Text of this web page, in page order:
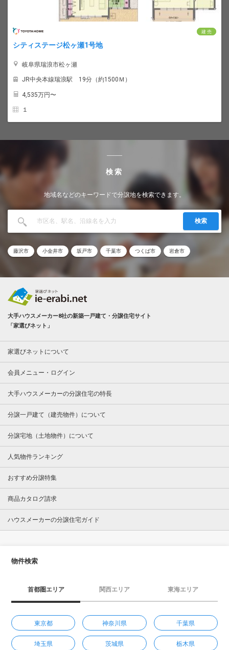
建 売
シティステージ松ヶ瀬1号地
岐阜県瑞浪市松ヶ瀬
JR中央本線瑞浪駅 19分（約1500Ｍ）
4,535万円〜
１
検索
地域名などのキーワードで分譲地を検索できます。
検索
藤沢市 小金井市 坂戸市 千葉市 つくば市 岩倉市
大手ハウスメーカー8社の新築一戸建て・分譲住宅サイト
「家選びネット」
家選びネットについて
会員メニュー・ログイン
大手ハウスメーカーの分譲住宅の特長
分譲一戸建て（建売物件）について
分譲宅地（土地物件）について
人気物件ランキング
おすすめ分譲特集
商品カタログ請求
ハウスメーカーの分譲住宅ガイド
物件検索
首都圏エリア 関西エリア 東海エリア
東京都 神奈川県 千葉県
埼玉県 茨城県 栃木県